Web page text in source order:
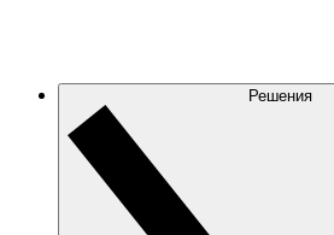
Решения